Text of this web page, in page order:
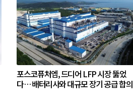
포스코퓨처엠, 드디어 LFP 시장 뚫었
다… 배터리사와 대규모 장기 공급 합의